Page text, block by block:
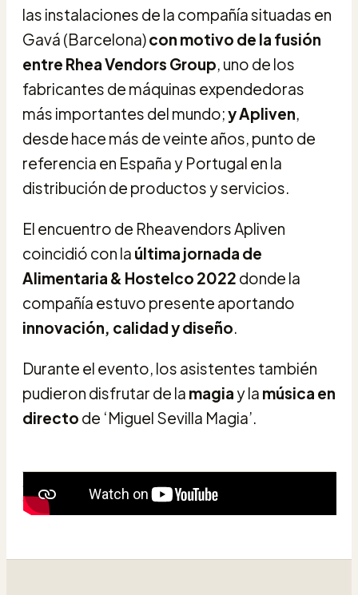
las instalaciones de la compañía situadas en
Gavá (Barcelona)con motivo de la fusión
entre Rhea Vendors Group, uno de los
fabricantes de máquinas expendedoras
más importantes del mundo;y Apliven,
desde hace más de veinte años, punto de
referencia en España y Portugal en la
distribución de productos y servicios.
El encuentro de Rheavendors Apliven
coincidió con la última jornada de
Alimentaria & Hostelco 2022 donde la
compañía estuvo presente aportando
innovación, calidad y diseño.
Durante el evento, los asistentes también
pudieron disfrutar de la magia y la música en
directo de ‘Miguel Sevilla Magia’.